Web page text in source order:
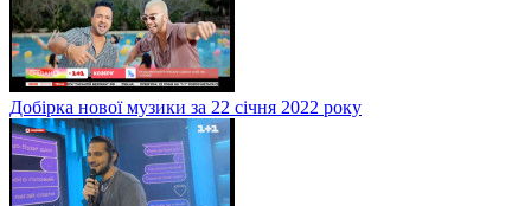
Добірка нової музики за 22 січня 2022 року